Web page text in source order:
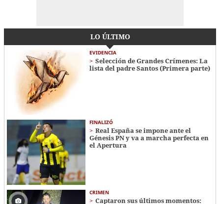
LO ÚLTIMO
EVIDENCIA
Selección de Grandes Crímenes: La
lista del padre Santos (Primera parte)
FINALIZÓ
Real España se impone ante el
Génesis PN y va a marcha perfecta en
el Apertura
CRIMEN
Captaron sus últimos momentos: